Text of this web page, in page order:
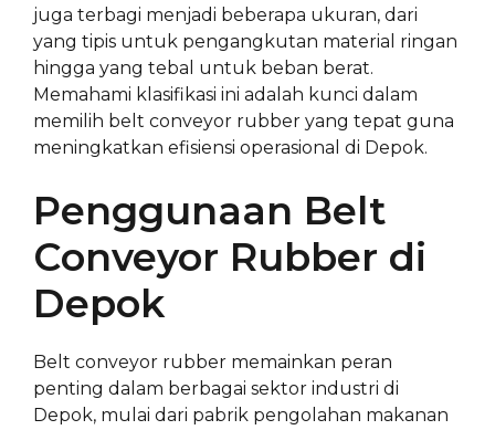
juga terbagi menjadi beberapa ukuran, dari
yang tipis untuk pengangkutan material ringan
hingga yang tebal untuk beban berat.
Memahami klasifikasi ini adalah kunci dalam
memilih belt conveyor rubber yang tepat guna
meningkatkan efisiensi operasional di Depok.
Penggunaan Belt
Conveyor Rubber di
Depok
Belt conveyor rubber memainkan peran
penting dalam berbagai sektor industri di
Depok, mulai dari pabrik pengolahan makanan